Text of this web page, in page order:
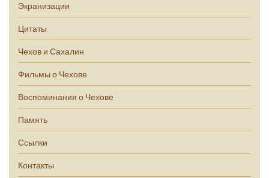
Экранизации
Цитаты
Чехов и Сахалин
Фильмы о Чехове
Воспоминания о Чехове
Память
Ссылки
Контакты